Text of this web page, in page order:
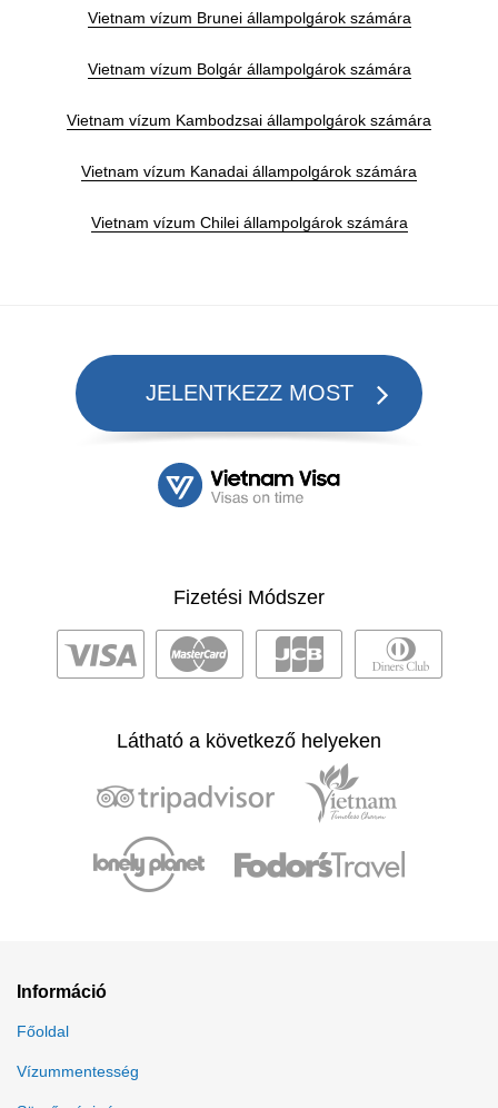
Vietnam vízum Brunei állampolgárok számára
Vietnam vízum Bolgár állampolgárok számára
Vietnam vízum Kambodzsai állampolgárok számára
Vietnam vízum Kanadai állampolgárok számára
Vietnam vízum Chilei állampolgárok számára
JELENTKEZZ MOST
Fizetési Módszer
Látható a következő helyeken
Információ
Főoldal
Vízummentesség